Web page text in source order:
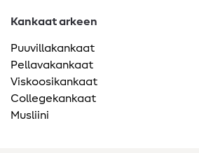
Kankaat arkeen
Puuvillakankaat
Pellavakankaat
Viskoosikankaat
Collegekankaat
Musliini